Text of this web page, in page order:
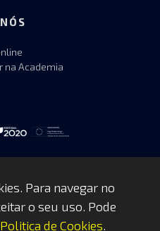
na Academia
by FAP - DCSI -
Para navegar no
o seu uso. Pode
Politica de Cookies.